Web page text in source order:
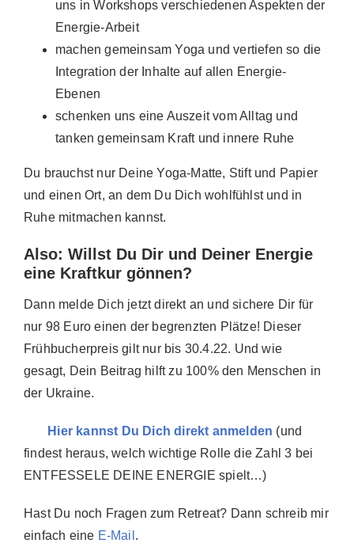
uns in Workshops verschiedenen Aspekten der
Energie-Arbeit
machen gemeinsam Yoga und vertiefen so die
Integration der Inhalte auf allen Energie-
Ebenen
schenken uns eine Auszeit vom Alltag und
tanken gemeinsam Kraft und innere Ruhe
Du brauchst nur Deine Yoga-Matte, Stift und Papier
und einen Ort, an dem Du Dich wohlfühlst und in
Ruhe mitmachen kannst.
Also: Willst Du Dir und Deiner Energie
eine Kraftkur gönnen?
Dann melde Dich jetzt direkt an und sichere Dir für
nur 98 Euro einen der begrenzten Plätze! Dieser
Frühbucherpreis gilt nur bis 30.4.22. Und wie
gesagt, Dein Beitrag hilft zu 100% den Menschen in
der Ukraine.
Hier kannst Du Dich direkt anmelden (und
findest heraus, welch wichtige Rolle die Zahl 3 bei
ENTFESSELE DEINE ENERGIE spielt…)
Hast Du noch Fragen zum Retreat? Dann schreib mir
einfach eine E-Mail .